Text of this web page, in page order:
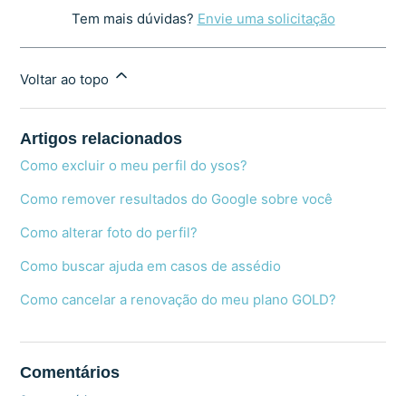
Tem mais dúvidas? Envie uma solicitação
Voltar ao topo
Artigos relacionados
Como excluir o meu perfil do ysos?
Como remover resultados do Google sobre você
Como alterar foto do perfil?
Como buscar ajuda em casos de assédio
Como cancelar a renovação do meu plano GOLD?
Comentários